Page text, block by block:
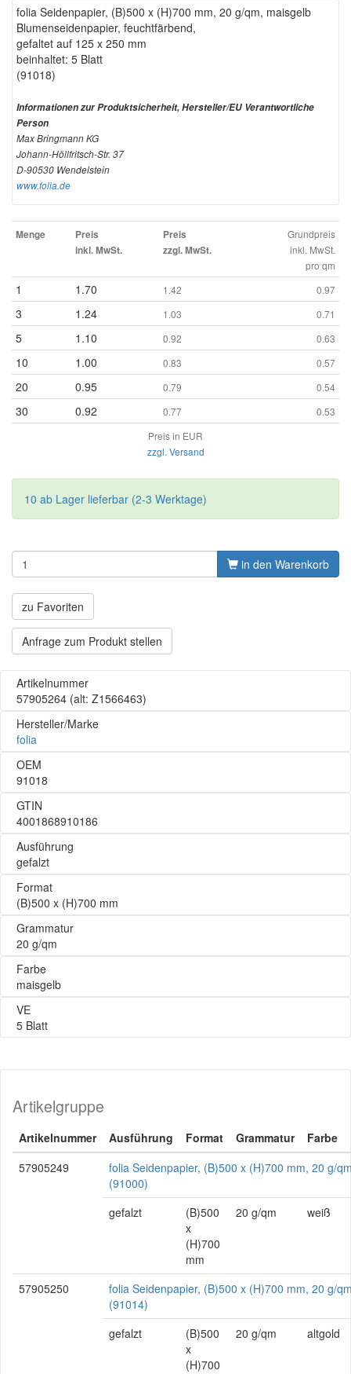
folia Seidenpapier, (B)500 x (H)700 mm, 20 g/qm, maisgelb
Blumenseidenpapier, feuchtfärbend,
gefaltet auf 125 x 250 mm
beinhaltet: 5 Blatt
(91018)
Informationen zur Produktsicherheit, Hersteller/EU Verantwortliche
Person
Max Bringmann KG
Johann-Höllfritsch-Str. 37
D-90530 Wendelstein
www.folia.de
Menge
Preis
inkl. MwSt.
Preis
zzgl. MwSt.
Grundpreis
inkl. MwSt.
pro qm
1 1.70 1.42 0.97
3 1.24 1.03 0.71
5 1.10 0.92 0.63
10 1.00 0.83 0.57
20 0.95 0.79 0.54
30 0.92 0.77
0.53
Preis in EUR
zzgl. Versand
10 ab Lager lieferbar (2-3 Werktage)
in den Warenkorb
zu Favoriten
Anfrage zum Produkt stellen
Artikelnummer
57905264 (alt: Z1566463)
Hersteller/Marke
folia
OEM
91018
GTIN
4001868910186
Ausführung
gefalzt
Format
(B)500 x (H)700 mm
Grammatur
20 g/qm
Farbe
maisgelb
VE
5 Blatt
Artikelgruppe
Artikelnummer Ausführung Format Grammatur
Farbe
57905249
folia Seidenpapier, (B)500 x (H)700 mm, 20 g/
(91000)
gefalzt
(B)500
x
(H)700
mm
20 g/qm weiß
57905250
folia Seidenpapier, (B)500 x (H)700 mm, 20 g/
(91014)
gefalzt
(B)500
x
(H)700
20 g/qm altgold